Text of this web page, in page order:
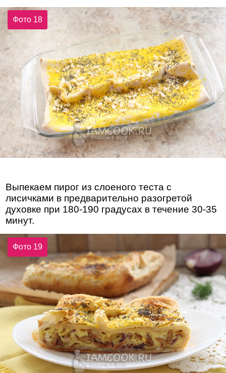
Фото 18
Выпекаем пирог из слоеного теста с
лисичками в предварительно разогретой
духовке при 180-190 градусах в течение 30-35
минут.
Фото 19